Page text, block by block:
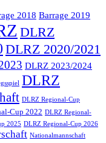
2018 Barrage 2019
DLRZ
DLRZ 2020/2021
DLRZ 2023/2024
DLRZ
DLRZ Regional-Cup
Cup 2022 DLRZ Regional-
2025 DLRZ Regional-Cup 2026
Nationalmannschaft